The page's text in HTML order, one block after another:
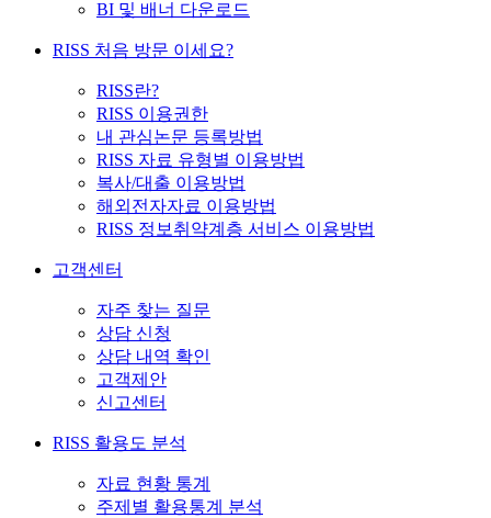
BI 및 배너 다운로드
RISS 처음 방문 이세요?
RISS란?
RISS 이용권한
내 관심논문 등록방법
RISS 자료 유형별 이용방법
복사/대출 이용방법
해외전자자료 이용방법
RISS 정보취약계층 서비스 이용방법
고객센터
자주 찾는 질문
상담 신청
상담 내역 확인
고객제안
신고센터
RISS 활용도 분석
자료 현황 통계
주제별 활용통계 분석